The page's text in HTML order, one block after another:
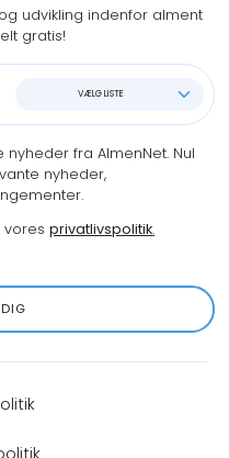
udvikling indenfor alment
gratis!
VÆLG LISTE
fra AlmenNet. Nul
nyheder,
voresprivatlivspolitik.